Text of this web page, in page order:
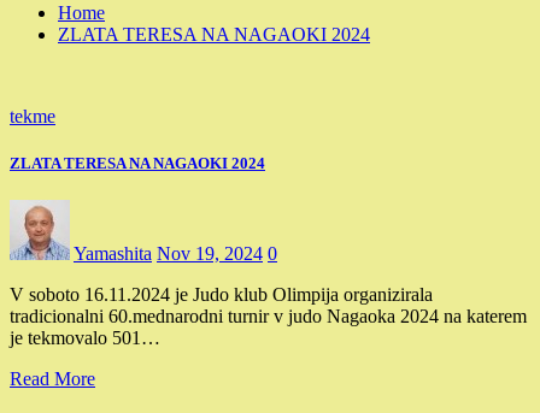
Home
ZLATA TERESA NA NAGAOKI 2024
tekme
ZLATA TERESA NA NAGAOKI 2024
Yamashita Nov 19, 2024 0
V soboto 16.11.2024 je Judo klub Olimpija organizirala
tradicionalni 60.mednarodni turnir v judo Nagaoka 2024 na katerem
je tekmovalo 501…
Read More